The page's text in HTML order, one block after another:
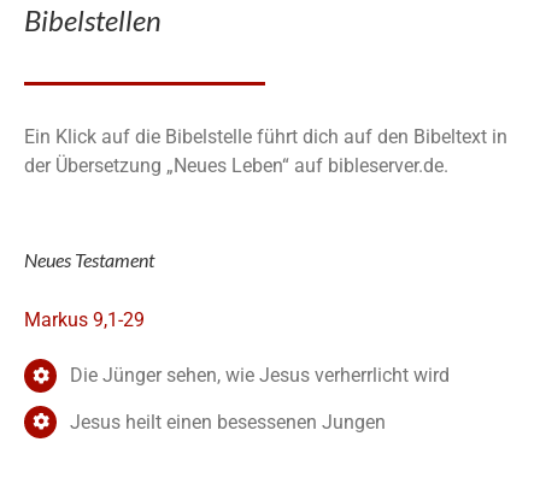
Bibelstellen
Ein Klick auf die Bibelstelle führt dich auf den Bibeltext in
der Übersetzung „Neues Leben“ auf bibleserver.de.
Neues Testament
Markus 9,1-29
Die Jünger sehen, wie Jesus verherrlicht wird
Jesus heilt einen besessenen Jungen